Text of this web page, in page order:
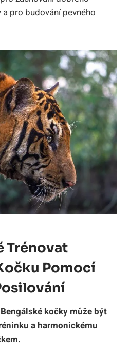
pro budování pevného
Trénovat
Pomocí
kočky může být
a harmonickému